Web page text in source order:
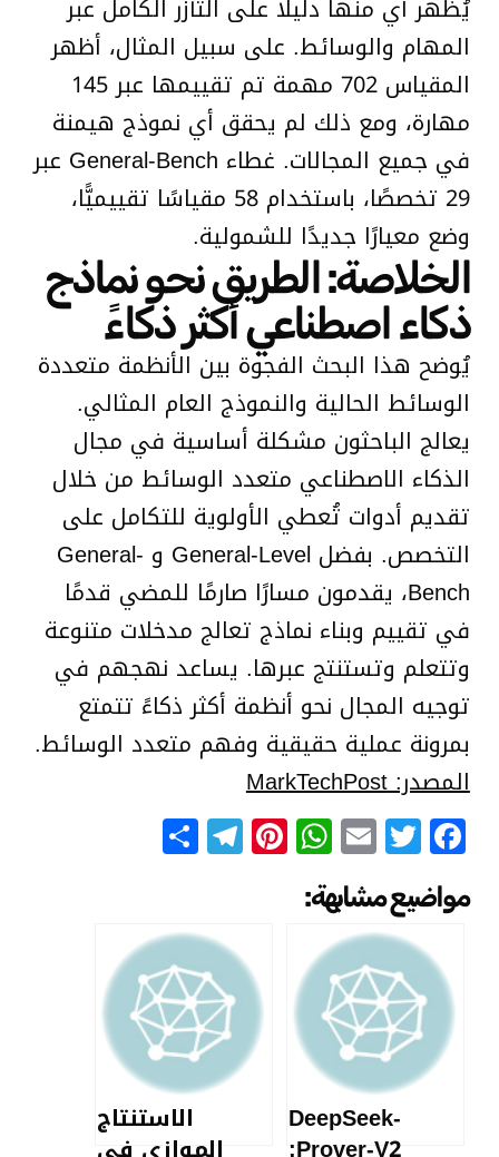
يُظهر أي منها دليلًا على التآزر الكامل عبر
المهام والوسائط. على سبيل المثال، أظهر
المقياس 702 مهمة تم تقييمها عبر 145
مهارة، ومع ذلك لم يحقق أي نموذج هيمنة
في جميع المجالات. غطاء General-Bench عبر
29 تخصصًا، باستخدام 58 مقياسًا تقييميًّا،
وضع معيارًا جديدًا للشمولية.
الخلاصة: الطريق نحو نماذج
ذكاء اصطناعي أكثر ذكاءً
يُوضح هذا البحث الفجوة بين الأنظمة متعددة
الوسائط الحالية والنموذج العام المثالي.
يعالج الباحثون مشكلة أساسية في مجال
الذكاء الاصطناعي متعدد الوسائط من خلال
تقديم أدوات تُعطي الأولوية للتكامل على
التخصص. بفضل General-Level و General-
Bench، يقدمون مسارًا صارمًا للمضي قدمًا
في تقييم وبناء نماذج تعالج مدخلات متنوعة
وتتعلم وتستنتج عبرها. يساعد نهجهم في
توجيه المجال نحو أنظمة أكثر ذكاءً تتمتع
بمرونة عملية حقيقية وفهم متعدد الوسائط.
المصدر: MarkTechPost
Facebook
Twitter
Email
WhatsApp
Pinterest
Telegram
مواضيع مشابهة:
DeepSeek- الاستنتاج